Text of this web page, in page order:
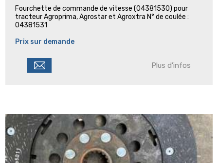
Fourchette de commande de vitesse (04381530) pour
tracteur Agroprima, Agrostar et Agroxtra N° de coulée :
04381531
Prix sur demande
Plus d'infos